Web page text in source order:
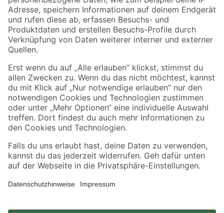
Sicher einkaufen
Jetzt die toom-App herunterladen
Alle Preisangaben in EUR inkl. gesetzl. MwSt.. Die dargestellten Angebote sind unter
Umständen nicht in allen Märkten verfügbar. Die angegebenen Verfügbarkeiten beziehen
sich auf den unter "Mein Markt" ausgewählten toom Baumarkt. Alle Angebote und
*Paketversand ab 59 € versandkostenfrei, gilt nicht für Artikel mit Speditionsversand, hier
fallen zusätzliche Versandkosten an.